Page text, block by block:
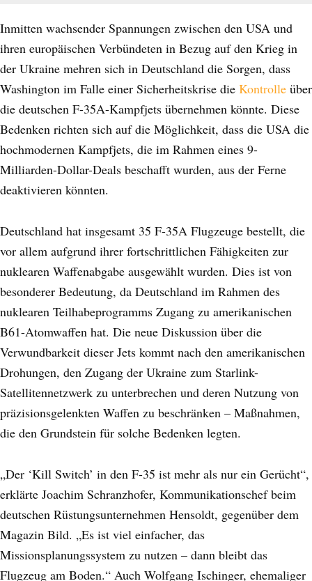
Inmitten wachsender Spannungen zwischen den USA und
ihren europäischen Verbündeten in Bezug auf den Krieg in
der Ukraine mehren sich in Deutschland die Sorgen, dass
Washington im Falle einer Sicherheitskrise die Kontrolle über
die deutschen F-35A-Kampfjets übernehmen könnte. Diese
Bedenken richten sich auf die Möglichkeit, dass die USA die
hochmodernen Kampfjets, die im Rahmen eines 9-
Milliarden-Dollar-Deals beschafft wurden, aus der Ferne
deaktivieren könnten.
Deutschland hat insgesamt 35 F-35A Flugzeuge bestellt, die
vor allem aufgrund ihrer fortschrittlichen Fähigkeiten zur
nuklearen Waffenabgabe ausgewählt wurden. Dies ist von
besonderer Bedeutung, da Deutschland im Rahmen des
nuklearen Teilhabeprogramms Zugang zu amerikanischen
B61-Atomwaffen hat. Die neue Diskussion über die
Verwundbarkeit dieser Jets kommt nach den amerikanischen
Drohungen, den Zugang der Ukraine zum Starlink-
Satellitennetzwerk zu unterbrechen und deren Nutzung von
präzisionsgelenkten Waffen zu beschränken – Maßnahmen,
die den Grundstein für solche Bedenken legten.
„Der ‘Kill Switch’ in den F-35 ist mehr als nur ein Gerücht“,
erklärte Joachim Schranzhofer, Kommunikationschef beim
deutschen Rüstungsunternehmen Hensoldt, gegenüber dem
Magazin Bild. „Es ist viel einfacher, das
Missionsplanungssystem zu nutzen – dann bleibt das
Flugzeug am Boden.“ Auch Wolfgang Ischinger, ehemaliger